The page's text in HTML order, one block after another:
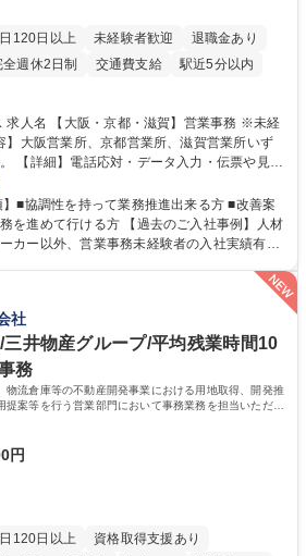
120日以上 未経験者歓迎
退職金あり
全週休2日制 交通費支給
駅近5分以内
【詳細】電話応対・データ入力・伝票や見積
対応・営業所内で発生する事務業務や業務改
が可能です。業務システムがきちんと構築さ
事に慣れることができる環境です。また、
、安心して業務に取り組んでいただけます。
】営業事務 ※未経験可
■協調性を持って業務推進出来る方 ■改善案
を進めて行ける方 【過去のご入社事例】人材
カー以外、営業事務未経験者の入社実績有
値向上に貢献します。ベースの定型業務に加
合わせ、能動的なサポート、改善の動きも期
ャリストとして、チームに貢献し、結果的に
ことができます。平均19:30の退勤以降の業
、メリハリのある働き方となります。 学
高専 短大 語学力： 資格：
社
三井物産グループ/平均残業時間10
務
物流倉庫等の不動産開発事業における用地取得、開発推
案等を行う営業部門において事務業務を担当いただき
円
120日以上
資格取得支援あり